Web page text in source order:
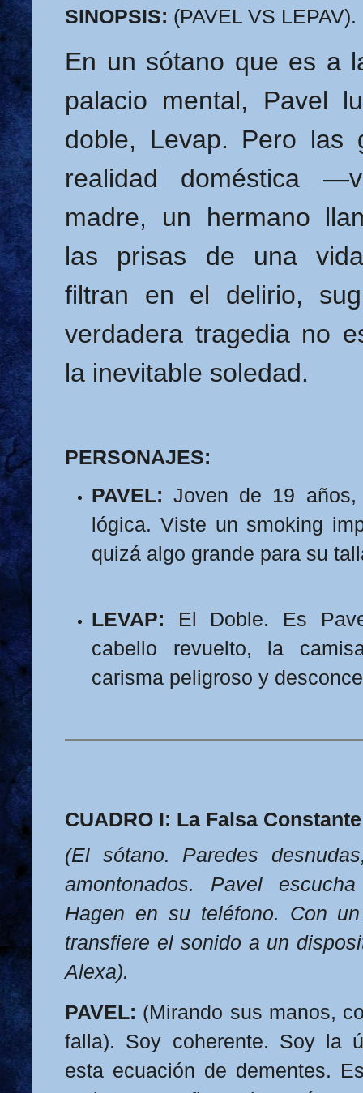
SINOPSIS: (PAVEL VS LEPAV).
En un sótano que es a
palacio mental, Pavel
doble, Levap. Pero las
realidad doméstica
madre, un hermano
las prisas de una
filtran en el delirio,
verdadera tragedia no
la inevitable soledad.
PERSONAJES:
PAVEL: Joven de 19
lógica. Viste un smoking
quizá algo grande para su
LEVAP: El Doble. Es
cabello revuelto, la
carisma peligroso y
CUADRO I: La Falsa Constante
(El sótano. Paredes
amontonados. Pavel
Hagen en su teléfono. Con
transfiere el sonido a un
Alexa).
PAVEL: (Mirando sus manos,
falla). Soy coherente. Soy la
esta ecuación de dementes.